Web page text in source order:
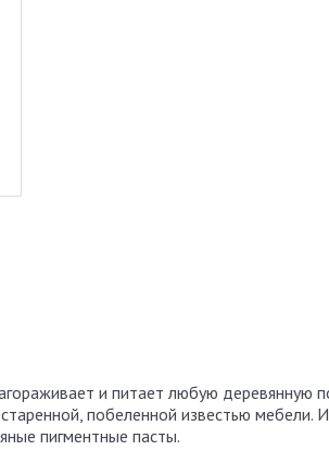
и питает любую деревянную
побеленной известью мебели.
пигментные пасты.